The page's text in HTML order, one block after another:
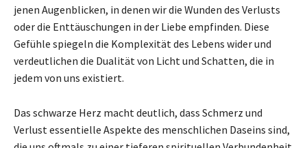
jenen Augenblicken, in denen wir die Wunden des Verlusts
oder die Enttäuschungen in der Liebe empfinden. Diese
Gefühle spiegeln die Komplexität des Lebens wider und
verdeutlichen die Dualität von Licht und Schatten, die in
jedem von uns existiert.
Das schwarze Herz macht deutlich, dass Schmerz und
Verlust essentielle Aspekte des menschlichen Daseins sind,